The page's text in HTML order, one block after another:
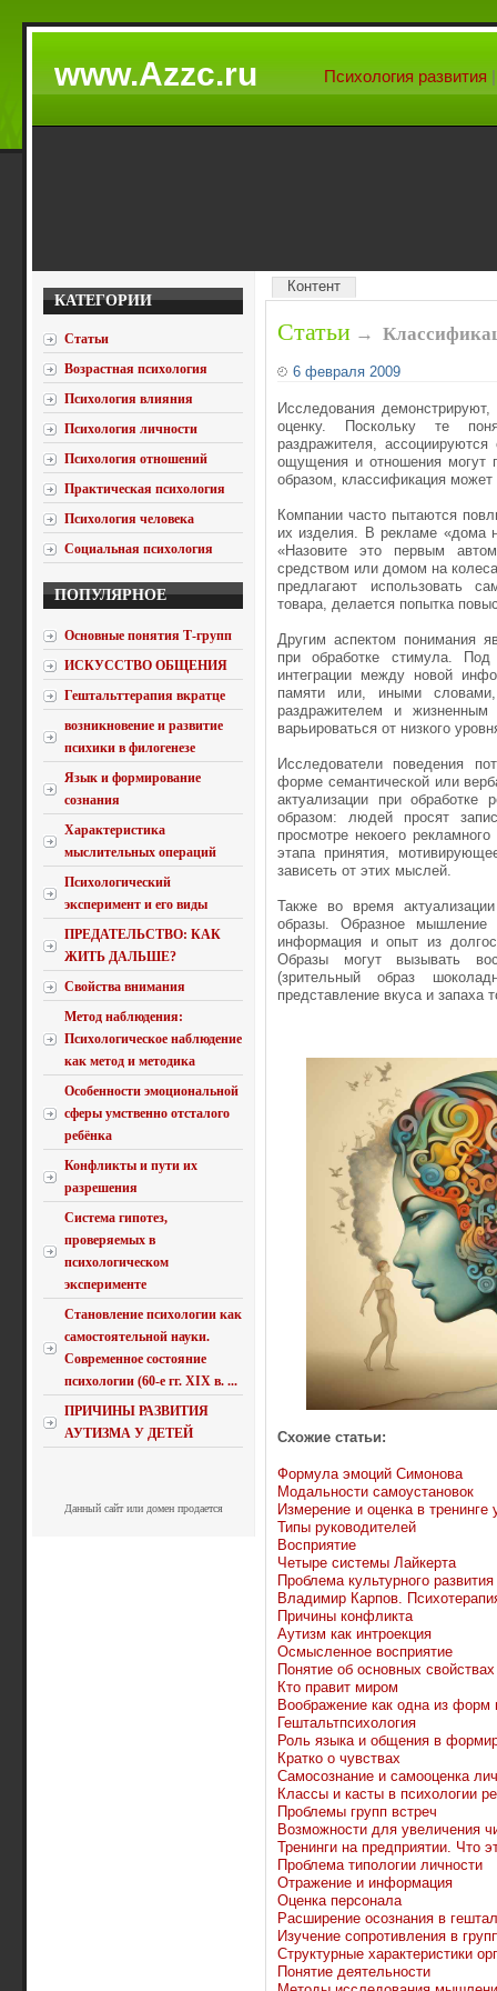
www.Azzc.ru Психология развития
КАТЕГОРИИ
Статьи
Возрастная психология
Психология влияния
Психология личности
Психология отношений
Практическая психология
Психология человека
Социальная психология
ПОПУЛЯРНОЕ
Основные понятия Т-групп
ИСКУССТВО ОБЩЕНИЯ
Гештальттерапия вкратце
возникновение и развитие
психики в филогенезе
Язык и формирование
сознания
Характеристика
мыслительных операций
Психологический
эксперимент и его виды
ПРЕДАТЕЛЬСТВО: КАК
ЖИТЬ ДАЛЬШЕ?
Свойства внимания
Метод наблюдения:
Психологическое наблюдение
как метод и методика
Особенности эмоциональной
сферы умственно отсталого
ребёнка
Конфликты и пути их
разрешения
Система гипотез,
проверяемых в
психологическом
эксперименте
Становление психологии как
самостоятельной науки.
Современное состояние
психологии (60-е гг. XIX в. ...
ПРИЧИНЫ РАЗВИТИЯ
АУТИЗМА У ДЕТЕЙ
Данный сайт или домен продается
Контент
Статьи →
6 февраля 2009
Исследования
оценку. Поскольку те
раздражителя,
ощущения и отношения могут
образом, классификация
Компании часто пытаются
их изделия. В рекламе «дома
«Назовите это первым
средством или домом на
предлагают использовать
товара, делается попытка
Другим аспектом понимания
при обработке стимула. Под
интеграции между новой
памяти или, иными
раздражителем и
варьироваться от низкого
Исследователи поведения
форме семантической или
актуализации при
образом: людей просят
просмотре некоего
этапа принятия,
зависеть от этих мыслей.
Также во время
образы. Образное
информация и опыт из
Образы могут вызывать
(зрительный образ
представление вкуса и запаха
Схожие статьи:
Формула эмоций Симонова
Модальности самоустановок
Измерение и оценка в тренинге
Типы руководителей
Восприятие
Четыре системы Лайкерта
Проблема культурного
Владимир Карпов.
Причины конфликта
Аутизм как интроекция
Осмысленное восприятие
Понятие об основных
Кто правит миром
Воображение как одна из форм
Гештальтпсихология
Роль языка и общения в
Кратко о чувствах
Самосознание и самооценка
Классы и касты в психологии
Проблемы групп встреч
Возможности для увеличения
Тренинги на предприятии. Что
Проблема типологии личности
Отражение и информация
Оценка персонала
Расширение осознания в
Изучение сопротивления в
Структурные характеристики
Понятие деятельности